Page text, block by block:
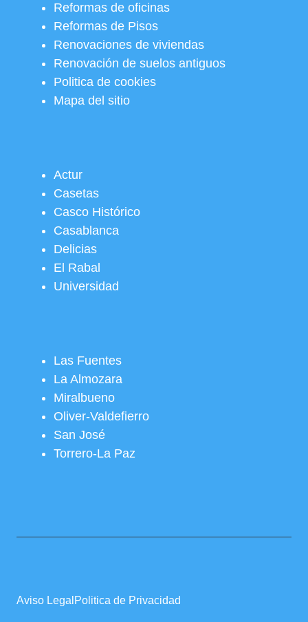
Reformas de oficinas
Reformas de Pisos
Renovaciones de viviendas
Renovación de suelos antiguos
Politica de cookies
Mapa del sitio
Actur
Casetas
Casco Histórico
Casablanca
Delicias
El Rabal
Universidad
Las Fuentes
La Almozara
Miralbueno
Oliver-Valdefierro
San José
Torrero-La Paz
Aviso Legal Politica de Privacidad